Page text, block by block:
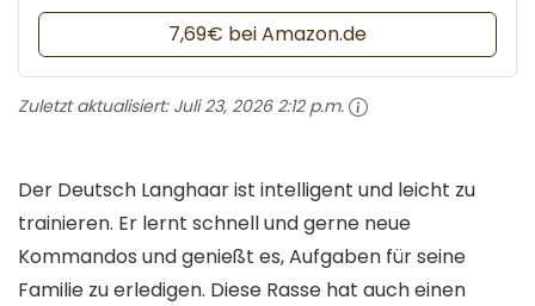
7,69€ bei Amazon.de
Zuletzt aktualisiert: Juli 23, 2026 2:12 p.m.
Der Deutsch Langhaar ist intelligent und leicht zu
trainieren. Er lernt schnell und gerne neue
Kommandos und genießt es, Aufgaben für seine
Familie zu erledigen. Diese Rasse hat auch einen